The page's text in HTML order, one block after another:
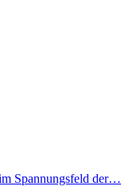
Spannungsfeld der…